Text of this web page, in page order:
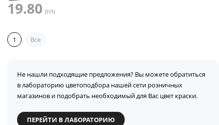
19.80 BYN
1 Все
Не нашли подходящие предложения? Вы можете обратиться
в лабораторию цветоподбора нашей сети розничных
магазинов и подобрать необходимый для Вас цвет краски.
ПЕРЕЙТИ В ЛАБОРАТОРИЮ